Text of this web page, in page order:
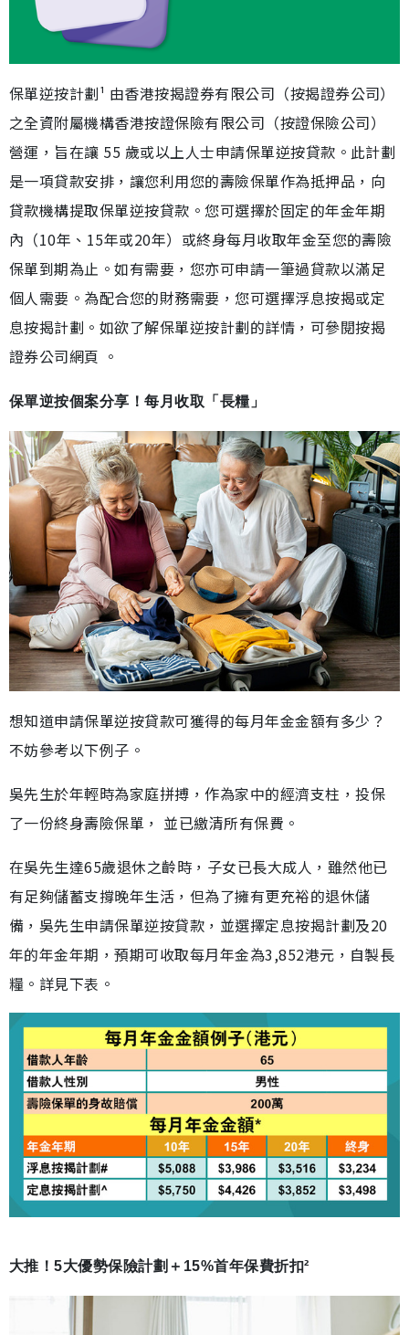
保單逆按計劃¹ 由香港按揭證券有限公司（按揭證券公司）
之全資附屬機構香港按證保險有限公司（按證保險公司）
營運，旨在讓 55 歲或以上人士申請保單逆按貸款。此計劃
是一項貸款安排，讓您利用您的壽險保單作為抵押品，向
貸款機構提取保單逆按貸款。您可選擇於固定的年金年期
內（10年、15年或20年）或終身每月收取年金至您的壽險
保單到期為止。如有需要，您亦可申請一筆過貸款以滿足
個人需要。為配合您的財務需要，您可選擇浮息按揭或定
息按揭計劃。如欲了解保單逆按計劃的詳情，可參閱按揭
證券公司網頁 。
保單逆按個案分享！每月收取「長糧」
想知道申請保單逆按貸款可獲得的每月年金金額有多少？
不妨參考以下例子。
吳先生於年輕時為家庭拼搏，作為家中的經濟支柱，投保
了一份終身壽險保單， 並已繳清所有保費。
在吳先生達65歲退休之齡時，子女已長大成人，雖然他已
有足夠儲蓄支撐晚年生活，但為了擁有更充裕的退休儲
備，吳先生申請保單逆按貸款，並選擇定息按揭計劃及20
年的年金年期，預期可收取每月年金為3,852港元，自製長
糧。詳見下表。
大推！5大優勢保險計劃＋15%首年保費折扣²